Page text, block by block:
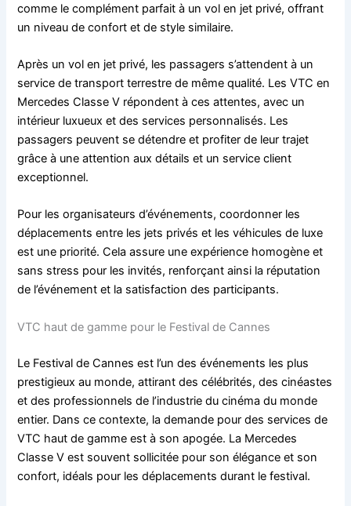
comme le complément parfait à un vol en jet privé, offrant
un niveau de confort et de style similaire.
Après un vol en jet privé, les passagers s’attendent à un
service de transport terrestre de même qualité. Les VTC en
Mercedes Classe V répondent à ces attentes, avec un
intérieur luxueux et des services personnalisés. Les
passagers peuvent se détendre et profiter de leur trajet
grâce à une attention aux détails et un service client
exceptionnel.
Pour les organisateurs d’événements, coordonner les
déplacements entre les jets privés et les véhicules de luxe
est une priorité. Cela assure une expérience homogène et
sans stress pour les invités, renforçant ainsi la réputation
de l’événement et la satisfaction des participants.
VTC haut de gamme pour le Festival de Cannes
Le Festival de Cannes est l’un des événements les plus
prestigieux au monde, attirant des célébrités, des cinéastes
et des professionnels de l’industrie du cinéma du monde
entier. Dans ce contexte, la demande pour des services de
VTC haut de gamme est à son apogée. La Mercedes
Classe V est souvent sollicitée pour son élégance et son
confort, idéals pour les déplacements durant le festival.